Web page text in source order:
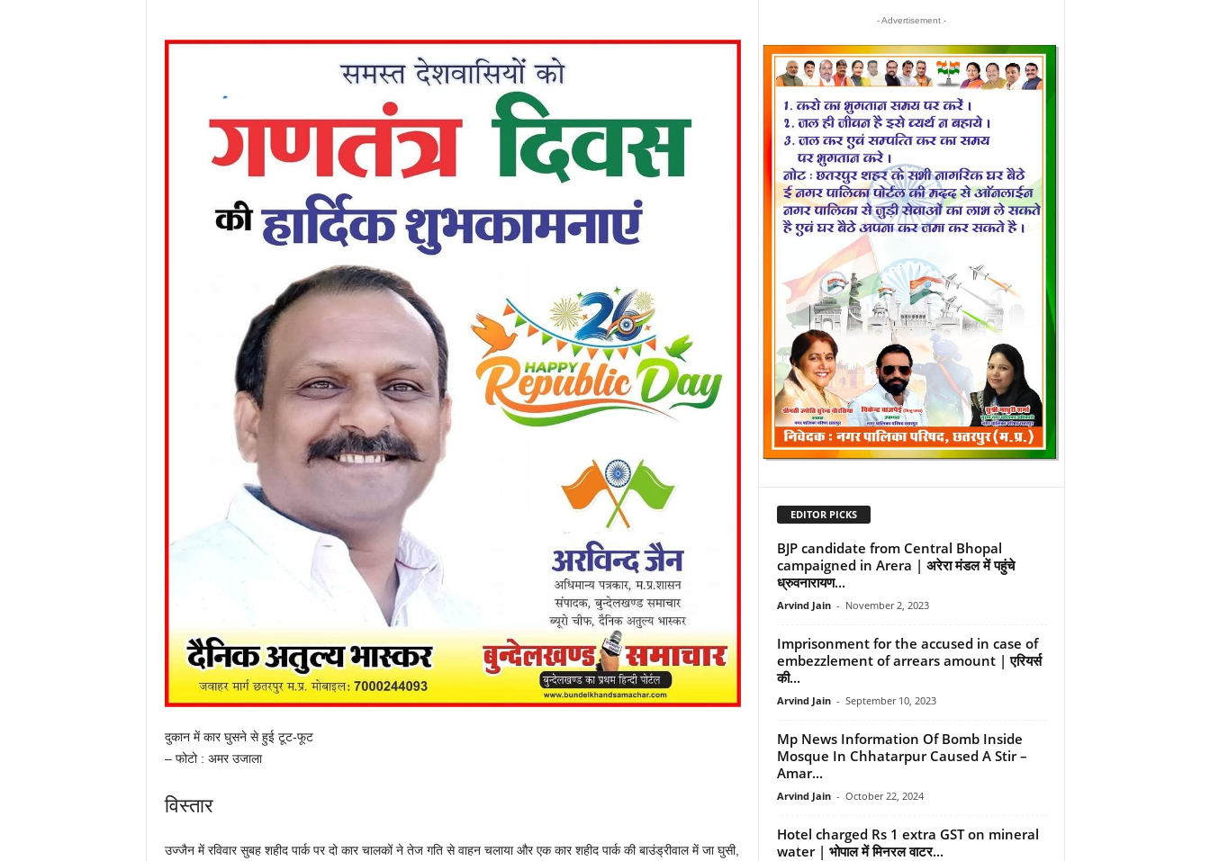
दुकान में कार घुसने से हुई टूट-फूट
– फोटो : अमर उजाला
विस्तार
उज्जैन में रविवार सुबह शहीद पार्क पर दो कार चालकों ने तेज गति से वाहन चलाया और एक कार शहीद पार्क की बाउंड्रीवाल में जा घुसी,
- Advertisement -
EDITOR PICKS
BJP candidate from Central Bhopal
campaigned in Arera | अरेरा मंडल में पहुंचे
ध्रुवनारायण...
Arvind Jain - November 2, 2023
Imprisonment for the accused in case of
embezzlement of arrears amount | एरियर्स
की...
Arvind Jain - September 10, 2023
Mp News Information Of Bomb Inside
Mosque In Chhatarpur Caused A Stir –
Amar...
Arvind Jain - October 22, 2024
Hotel charged Rs 1 extra GST on mineral
water | भोपाल में मिनरल वाटर...